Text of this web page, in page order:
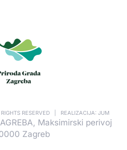
RESERVED | REALIZACIJA: JUM
Maksimirski perivoj
Zagreb